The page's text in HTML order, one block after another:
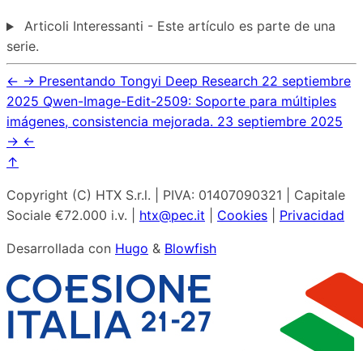
Articoli Interessanti - Este artículo es parte de una
serie.
← → Presentando Tongyi Deep Research 22 septiembre
2025 Qwen-Image-Edit-2509: Soporte para múltiples
imágenes, consistencia mejorada. 23 septiembre 2025
→ ←
↑
Copyright (C) HTX S.r.l. | PIVA: 01407090321 | Capitale
Sociale €72.000 i.v. | htx@pec.it Cookies Privacidad
Desarrollada con Hugo & Blowfish